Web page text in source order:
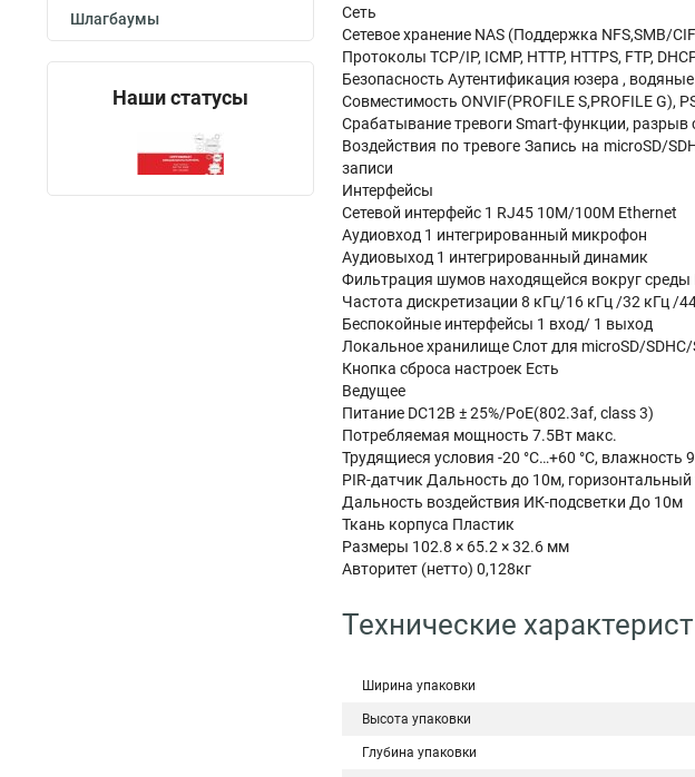
Шлагбаумы
Наши статусы
Сеть
Сетевое хранение NAS (Поддержка NFS,SMB/
Протоколы TCP/IP, ICMP, HTTP, HTTPS, FTP,
Безопасность Аутентификация юзера ,
Совместимость ONVIF(PROFILE S,PROFILE G),
Срабатывание тревоги Smart-функции,
Воздействия по тревоге Запись на microSD/
записи
Интерфейсы
Сетевой интерфейс 1 RJ45 10M/100M Ethernet
Аудиовход 1 интегрированный микрофон
Аудиовыход 1 интегрированный динамик
Фильтрация шумов находящейся вокруг среды
Частота дискретизации 8 кГц/16 кГц /32 кГц /
Беспокойные интерфейсы 1 вход/ 1 выход
Локальное хранилище Слот для microSD/SDHC/
Кнопка сброса настроек Есть
Ведущее
Питание DC12В ± 25%/PoE(802.3af, class 3)
Потребляемая мощность 7.5Вт макс.
Трудящиеся условия -20 °C…+60 °C, влажность
PIR-датчик Дальность до 10м, горизонтальный
Дальность воздействия ИК-подсветки До 10м
Ткань корпуса Пластик
Размеры 102.8 × 65.2 × 32.6 мм
Авторитет (нетто) 0,128кг
Технические
Ширина упаковки
Высота упаковки
Глубина упаковки